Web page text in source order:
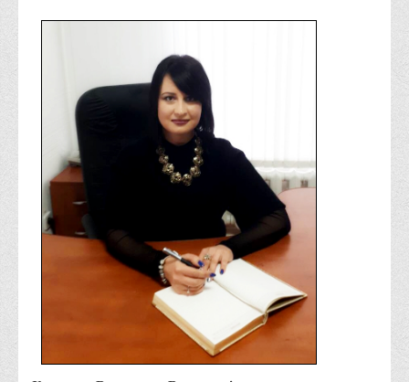
Публічна інформація
Заходи запобігання протиправним діям
Антикорупційні заходи
Протидія тероризму та насиллю
Як розпізнати глорифікацію збройної агресії РФ проти
України та протистояти їй?
Правила безпеки під час війни
Соціальна реклама
Правила поведінки у разі виявлення вибухонебезпечних
Протидія торгівлі людьми